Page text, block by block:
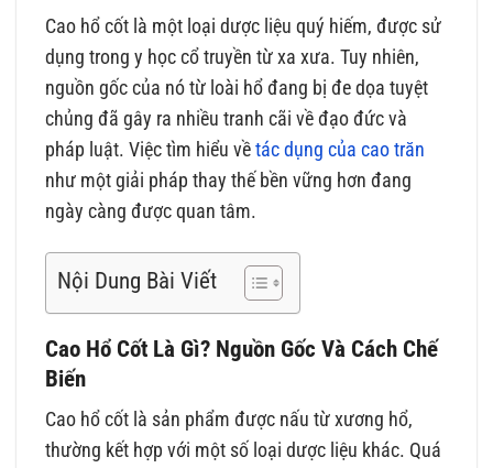
Cao hổ cốt là một loại dược liệu quý hiếm, được sử
dụng trong y học cổ truyền từ xa xưa. Tuy nhiên,
nguồn gốc của nó từ loài hổ đang bị đe dọa tuyệt
chủng đã gây ra nhiều tranh cãi về đạo đức và
pháp luật. Việc tìm hiểu vềtác dụng của cao trăn
như một giải pháp thay thế bền vững hơn đang
ngày càng được quan tâm.
Nội Dung Bài Viết
Cao Hổ Cốt Là Gì? Nguồn Gốc Và Cách Chế
Biến
Cao hổ cốt là sản phẩm được nấu từ xương hổ,
thường kết hợp với một số loại dược liệu khác. Quá